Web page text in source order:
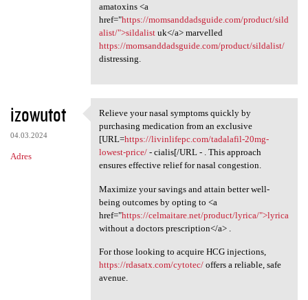
amatoxins <a
href="https://momsanddadsguide.com/product/sild
alist/">sildalistuk</a> marvelled
https://momsanddadsguide.com/product/sildalist/
distressing.
izowutot
04.03.2024
Adres
Relieve your nasal symptoms
Relieve your nasal symptoms quickly by
purchasing medication from an exclusive
[URL=https://livinlifepc.com/tadalafil-20mg-
lowest-price/- cialis[/URL - . This approach
ensures effective relief for nasal congestion.
Maximize your savings and attain better well-
being outcomes by opting to <a
href="https://celmaitare.net/product/lyrica/">lyrica
without a doctors prescription</a> .
For those looking to acquire HCG injections,
https://rdasatx.com/cytotec/offers a reliable, safe
avenue.